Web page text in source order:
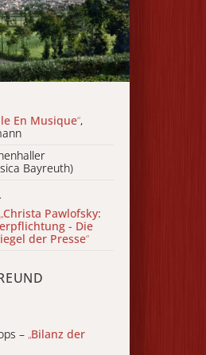
En Musique“,
Bayreuth)
„Christa Pawlofsky:
- Die
der Presse“
– „Bilanz der